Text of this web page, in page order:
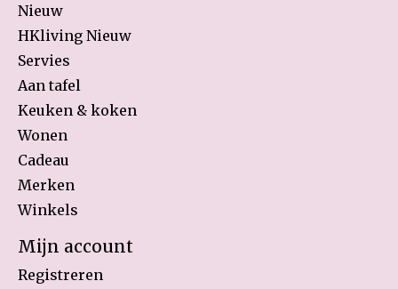
Nieuw
HKliving Nieuw
Servies
Aan tafel
Keuken & koken
Wonen
Cadeau
Merken
Winkels
Mijn account
Registreren